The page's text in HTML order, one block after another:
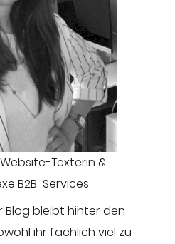
Texterin &
B2B-Services
Blog bleibt hinter den
ihr fachlich viel zu